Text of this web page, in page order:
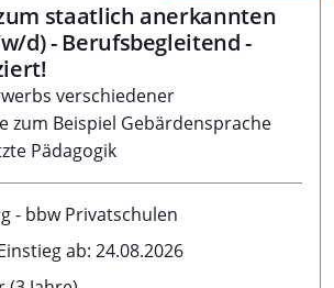
staatlich anerkannten
d) - Berufsbegleitend -
verschiedener
zum Beispiel Gebärdensprache
Pädagogik
- bbw Privatschulen
ab: 24.08.2026